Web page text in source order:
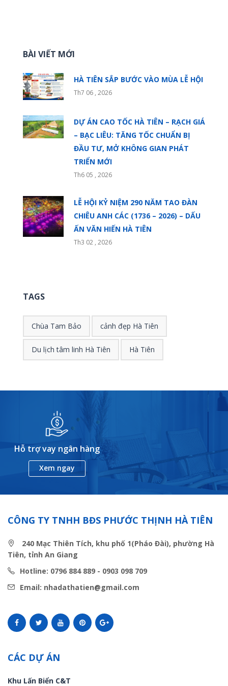
BÀI VIẾT MỚI
HÀ TIÊN SẮP BƯỚC VÀO MÙA LỄ HỘI
Th7 06 , 2026
DỰ ÁN CAO TỐC HÀ TIÊN – RẠCH GIÁ
– BẠC LIÊU: TĂNG TỐC CHUẨN BỊ
ĐẦU TƯ, MỞ KHÔNG GIAN PHÁT
TRIỂN MỚI
Th6 05 , 2026
LỄ HỘI KỶ NIỆM 290 NĂM TAO ĐÀN
CHIÊU ANH CÁC (1736 – 2026) – DẤU
ẤN VĂN HIẾN HÀ TIÊN
Th3 02 , 2026
TAGS
Chùa Tam Bảo cảnh đẹp Hà Tiên
Du lịch tâm linh Hà Tiên Hà Tiên
Hỗ trợ vay ngân hàng
Xem ngay
CÔNG TY TNHH BĐS PHƯỚC THỊNH HÀ TIÊN
240 Mạc Thiên Tích, khu phố 1(Pháo Đài), phường Hà
Tiên, tỉnh An Giang
Hotline: 0796 884 889 - 0903 098 709
Email: nhadathatien@gmail.com
CÁC DỰ ÁN
Khu Lấn Biển C&T